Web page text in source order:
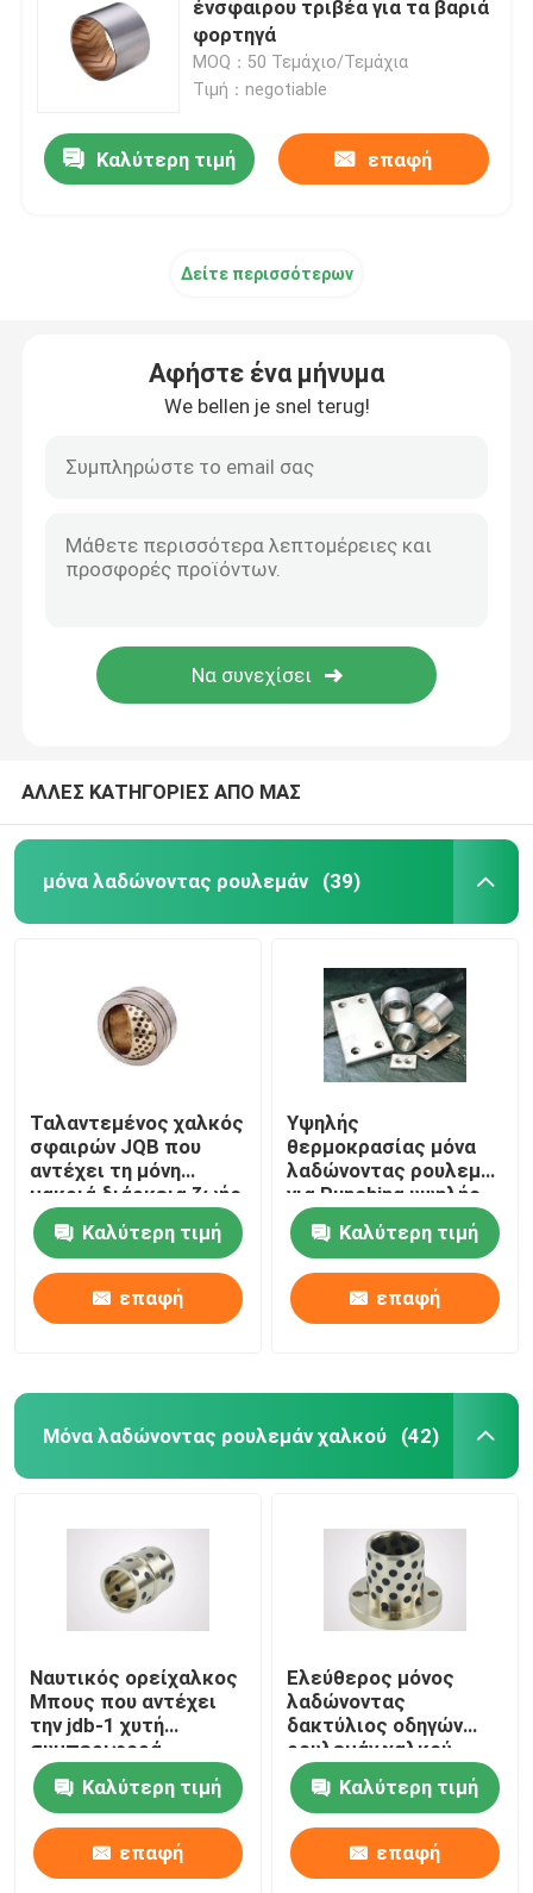
βαλμένο φλάντζα σαφές ρουλεμάν
Σαφές ρουλεμάν μεταλλουργίας σκονών
τμήματα αμορτισέρ
Μέρη αντλιών εργαλείων
ένσφαιρου τριβέα για τα βαριά
φορτηγά
MOQ：50 Τεμάχιο/Τεμάχια
Τιμή：negotiable
Καλύτερη τιμή επαφή
Δείτε περισσότερων
Αφήστε ένα μήνυμα
We bellen je snel terug!
ΑΛΛΕΣ ΚΑΤΗΓΟΡΙΕΣ ΑΠΟ ΜΑΣ
μόνα λαδώνοντας ρουλεμάν (39)
Ταλαντεμένος χαλκός
σφαιρών JQB που
αντέχει τη μόνη
μακριά διάρκεια ζωής
λίπανσης
Καλύτερη τιμή
επαφή
Υψηλής
θερμοκρασίας μόνα
λαδώνοντας ρουλεμάν
για Punching υψηλής
ταχύτητας
Καλύτερη τιμή
επαφή
Μόνα λαδώνοντας ρουλεμάν χαλκού (42)
Ναυτικός ορείχαλκος
Μπους που αντέχει
την jdb-1 χυτή
συμπεριφορά
ορείχαλκου με υψηλό
εκτατόΚαλύτερη τιμή
επαφή
Ελεύθερος μόνος
λαδώνοντας
δακτύλιος οδηγών
ρουλεμάν χαλκού
πετρελαίου με τη
γυαλισμένη επιφάνεια
Καλύτερη τιμή
επαφή